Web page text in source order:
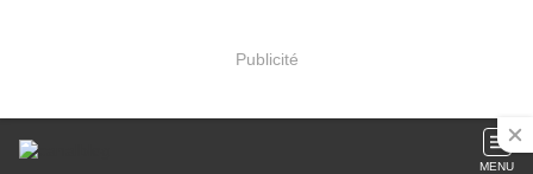
Publicité
MENU